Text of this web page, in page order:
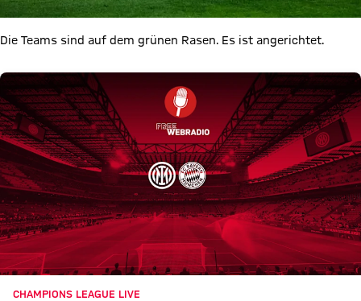
Die Teams sind auf dem grünen Rasen. Es ist angerichtet.
CHAMPIONS LEAGUE LIVE